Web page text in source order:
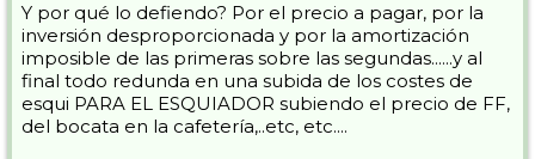
Y por qué lo defiendo? Por el precio a pagar, por la
inversión desproporcionada y por la amortización
imposible de las primeras sobre las segundas......y al
final todo redunda en una subida de los costes de
esqui PARA EL ESQUIADOR subiendo el precio de FF,
del bocata en la cafetería,..etc, etc....